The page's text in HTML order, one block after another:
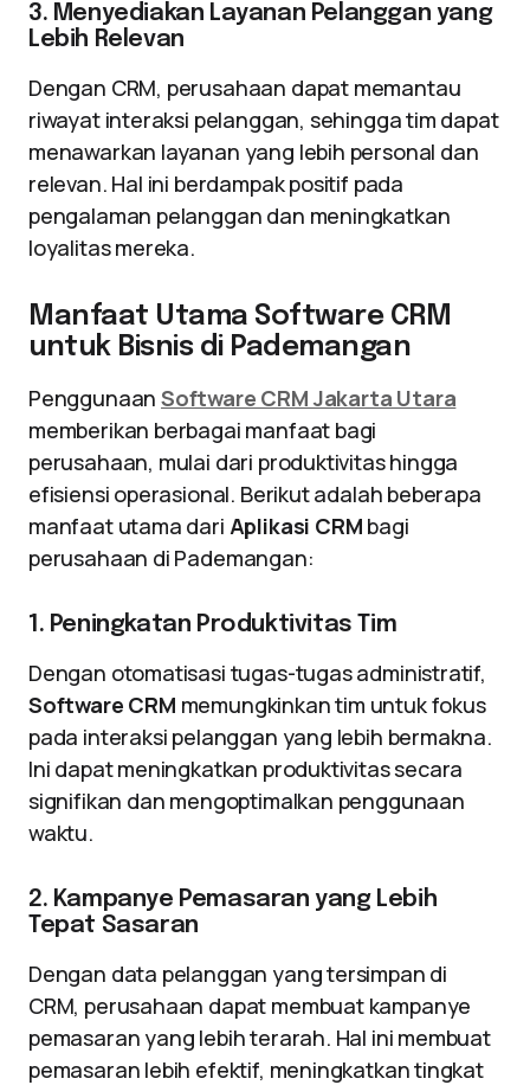
3. Menyediakan Layanan Pelanggan yang
Lebih Relevan
Dengan CRM, perusahaan dapat memantau
riwayat interaksi pelanggan, sehingga tim dapat
menawarkan layanan yang lebih personal dan
relevan. Hal ini berdampak positif pada
pengalaman pelanggan dan meningkatkan
loyalitas mereka.
Manfaat Utama Software CRM
untuk Bisnis di Pademangan
PenggunaanSoftware CRM Jakarta Utara
memberikan berbagai manfaat bagi
perusahaan, mulai dari produktivitas hingga
efisiensi operasional. Berikut adalah beberapa
manfaat utama dari Aplikasi CRM bagi
perusahaan di Pademangan:
1. Peningkatan Produktivitas Tim
Dengan otomatisasi tugas-tugas administratif,
Software CRM memungkinkan tim untuk fokus
pada interaksi pelanggan yang lebih bermakna.
Ini dapat meningkatkan produktivitas secara
signifikan dan mengoptimalkan penggunaan
waktu.
2. Kampanye Pemasaran yang Lebih
Tepat Sasaran
Dengan data pelanggan yang tersimpan di
CRM, perusahaan dapat membuat kampanye
pemasaran yang lebih terarah. Hal ini membuat
pemasaran lebih efektif, meningkatkan tingkat